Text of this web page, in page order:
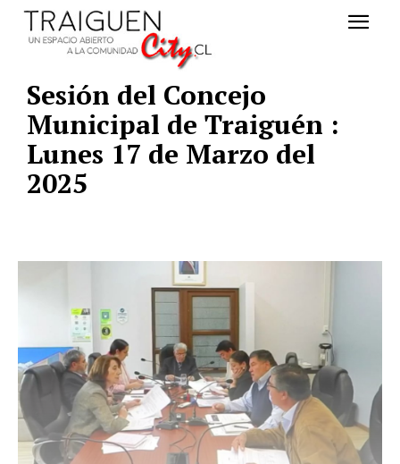
Sesión del Concejo
Municipal de Traiguén :
Lunes 17 de Marzo del
2025